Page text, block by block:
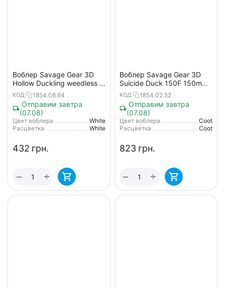
Воблер Savage Gear 3D
Hollow Duckling weedless S
75mm 15g 04-White
КОД: 1854.08.64
Отправим завтра
(07.08)
Цвет воблера
White
Расцветка
White
‍432‍ грн.
+
−
Воблер Savage Gear 3D
Suicide Duck 150F 150mm
70.0 g #03 Coot
КОД: 1854.02.52
Отправим завтра
(07.08)
Цвет воблера
Coot
Расцветка
Coot
‍823‍ грн.
+
−